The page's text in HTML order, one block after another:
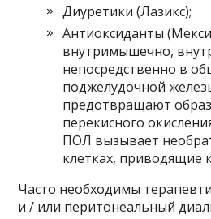
Диуретики (Лазикс);
Антиоксиданты
внутримышечно,
непосредственно в
поджелудочной
предотвращают
перекисного
ПОЛ вызывает
клетках, приводящие
Часто необходимы
и / или перитонеальный